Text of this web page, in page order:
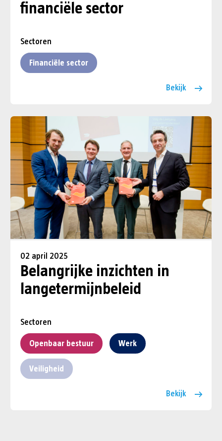
financiële sector
Sectoren
Financiële sector
Bekijk
02 april 2025
Belangrijke inzichten in
langetermijnbeleid
Sectoren
Openbaar bestuur Werk
Veiligheid
Bekijk